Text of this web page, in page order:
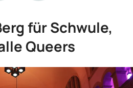
für Schwule,
Queers